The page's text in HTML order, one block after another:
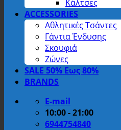
Κάλτσες
ACCESSORIES
Αθλητικές Τσάντες
Γάντια Ένδυσης
Σκουφιά
Ζώνες
SALE 50% Εως 80%
BRANDS
E-mail
10:00 - 21:00
6944754840